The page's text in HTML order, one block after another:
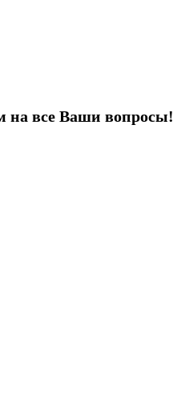
на все Ваши вопросы!